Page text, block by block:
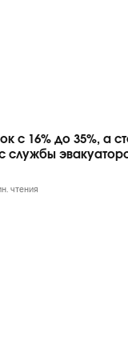
с 16% до 35%, а
службы
чтения